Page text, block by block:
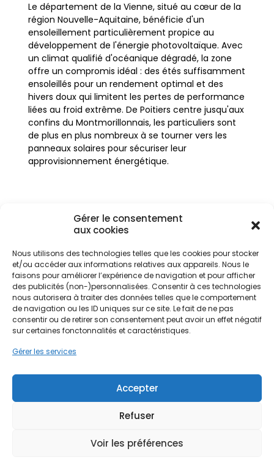
Gérer le consentement
aux cookies
Nous utilisons des technologies telles que les cookies pour stocker
et/ou accéder aux informations relatives aux appareils. Nous le
faisons pour améliorer l’expérience de navigation et pour afficher
des publicités (non-)personnalisées. Consentir à ces technologies
nous autorisera à traiter des données telles que le comportement
de navigation ou les ID uniques sur ce site. Le fait de ne pas
consentir ou de retirer son consentement peut avoir un effet négatif
sur certaines fonctonnalités et caractéristiques.
Gérer les services
Accepter
Refuser
Voir les préférences
Le département de la Vienne, situé au cœur de la
région Nouvelle-Aquitaine, bénéficie d'un
ensoleillement particulièrement propice au
développement de l'énergie photovoltaïque. Avec
un climat qualifié d'océanique dégradé, la zone
offre un compromis idéal : des étés suffisamment
ensoleillés pour un rendement optimal et des
hivers doux qui limitent les pertes de performance
liées au froid extrême. De Poitiers centre jusqu'aux
confins du Montmorillonnais, les particuliers sont
de plus en plus nombreux à se tourner vers les
panneaux solaires pour sécuriser leur
approvisionnement énergétique.
limite pas aux grandes agglomérations comme
Châtellerault. Elle concerne également les zones
ou Chauvigny. La géographie locale, marquée par
la vallée de la Vienne et des sols calcaires,
n'impacte pas la production d'électricité, bien au
contraire. L'absence de pollution industrielle
majeure dans de nombreux secteurs du
département permet aux capteurs de recevoir un
rayonnement de qualité, garantissant une
Investir dans le solaire dans ce département, c'est
aussi anticiper l'avenir énergétique de la région.
secondaire, l'équipement photovoltaïque s'inscrit
Vienne, souvent sensibles à la préservation de leur
Ne passez pas à côté de vos
aides !
Faites vite, les budgets
MaPrimeRénov' sont annuels et
Contactez-nous maintenant
pour maximiser vos aides !